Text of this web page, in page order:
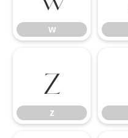
w
z
z